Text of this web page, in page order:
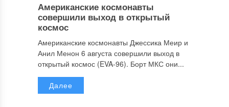
Американские космонавты
совершили выход в открытый
космос
Американские космонавты Джессика Меир и
Анил Менон 6 августа совершили выход в
открытый космос (EVA-96). Борт МКС они...
Далее